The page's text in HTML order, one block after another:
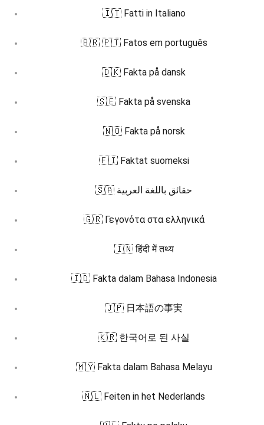
🇮🇹 Fatti in Italiano
🇧🇷 🇵🇹 Fatos em português
🇩🇰 Fakta på dansk
🇸🇪 Fakta på svenska
🇳🇴 Fakta på norsk
🇫🇮 Faktat suomeksi
🇸🇦 حقائق باللغة العربية
🇬🇷 Γεγονότα στα ελληνικά
🇮🇳 हिंदी में तथ्य
🇮🇩 Fakta dalam Bahasa Indonesia
🇯🇵 日本語の事実
🇰🇷 한국어로 된 사실
🇲🇾 Fakta dalam Bahasa Melayu
🇳🇱 Feiten in het Nederlands